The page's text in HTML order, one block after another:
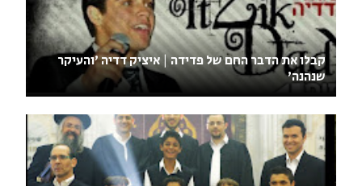
קבלו את הדבר החם של פדידה | איציק דדיה 'והעיקר
שנהנה'